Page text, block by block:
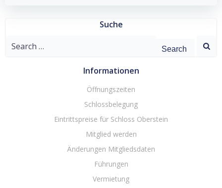
Suche
Search
Informationen
Öffnungszeiten
Schlossbelegung
Eintrittspreise für Schloss Oberstein
Mitglied werden
Änderungen Mitgliedsdaten
Führungen
Vermietung